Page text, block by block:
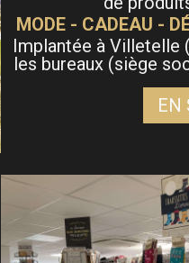
MODE - CADEAU -
Implantée à Villetelle
les bureaux (siège
EN